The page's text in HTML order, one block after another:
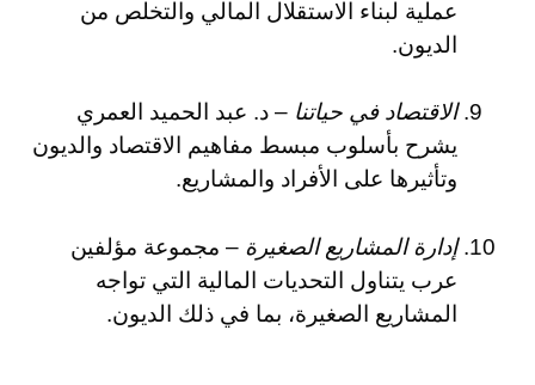
عملية لبناء الاستقلال المالي والتخلص من
الديون.
الاقتصاد في حياتنا – د. عبد الحميد العمري
يشرح بأسلوب مبسط مفاهيم الاقتصاد والديون
وتأثيرها على الأفراد والمشاريع.
إدارة المشاريع الصغيرة – مجموعة مؤلفين
عرب يتناول التحديات المالية التي تواجه
المشاريع الصغيرة، بما في ذلك الديون.